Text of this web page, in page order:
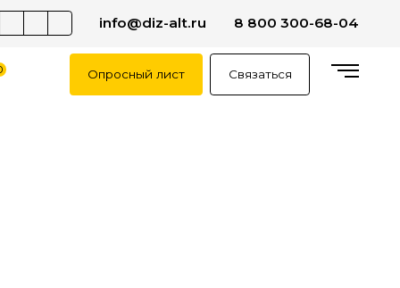
info@diz-alt.ru 8 800 300-68-04
Опросный лист Связаться